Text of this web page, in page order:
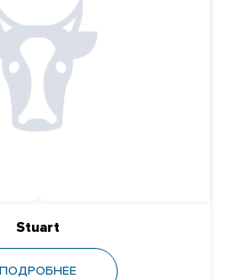
Stuart
ПОДРОБНЕЕ